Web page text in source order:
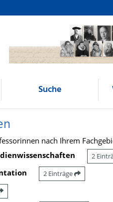
Suche
nach Ihrem
2
2 Einträge